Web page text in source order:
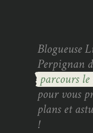
Blogueuse
Perpignan
parcours
pour vous
plans et
!